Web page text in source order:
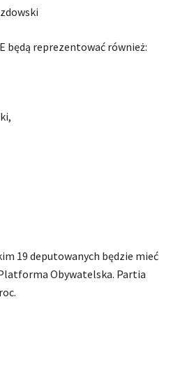
będą reprezentować również:
19 deputowanych będzie mieć
Obywatelska. Partia